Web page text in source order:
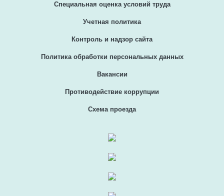
Специальная оценка условий труда
Учетная политика
Контроль и надзор сайта
Политика обработки персональных данных
Вакансии
Противодействие коррупции
Схема проезда